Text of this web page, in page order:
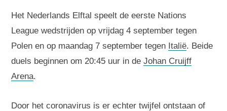
Het Nederlands Elftal speelt de eerste Nations
League wedstrijden op vrijdag 4 september tegen
Polen en op maandag 7 september tegen Italië. Beide
duels beginnen om 20:45 uur in de Johan Cruijff
Arena.
Door het coronavirus is er echter twijfel ontstaan of